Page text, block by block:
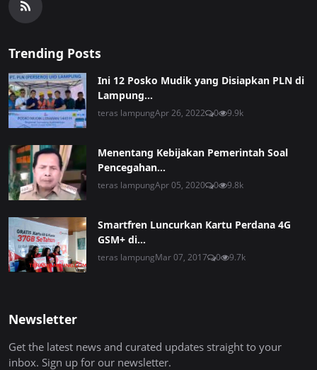
Trending Posts
Ini 12 Posko Mudik yang Disiapkan PLN di
Lampung...
teras lampungApr 26, 2022 0 9.9k
Menentang Kebijakan Pemerintah Soal
Pencegahan...
teras lampungApr 05, 2020 0 9.8k
Smartfren Luncurkan Kartu Perdana 4G
GSM+ di...
teras lampungMar 07, 2017 0 9.7k
Newsletter
Get the latest news and curated updates straight to your
inbox. Sign up for our newsletter.